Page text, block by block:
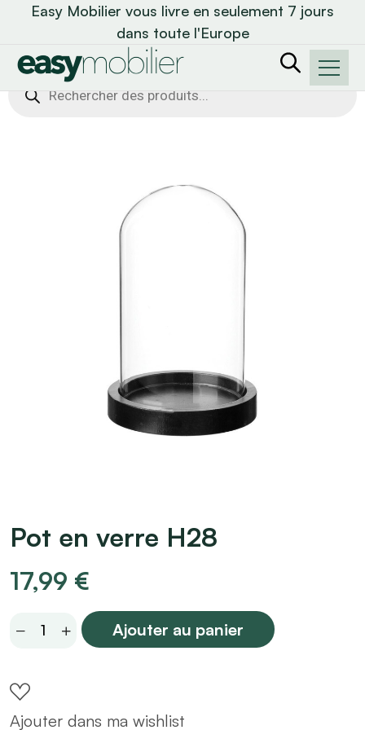
Easy Mobilier vous livre en seulement 7 jours
dans toute l'Europe
Recherche
de
Pot en verre H28
17,99 €
H28
quantity
Ajouter au panier
Ajouter dans ma wishlist